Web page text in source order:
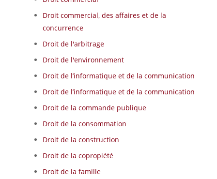
Droit commercial, des affaires et de la
concurrence
Droit de l'arbitrage
Droit de l'environnement
Droit de l’informatique et de la communication
Droit de l’informatique et de la communication
Droit de la commande publique
Droit de la consommation
Droit de la construction
Droit de la copropiété
Droit de la famille